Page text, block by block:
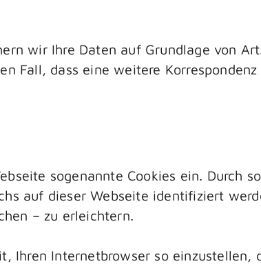
wir Ihre Daten auf Grundlage von
Fall, dass eine weitere
sogenannte Cookies ein. Durch
auf dieser Webseite identifiziert
– zu erleichtern.
Ihren Internetbrowser so einzustellen,